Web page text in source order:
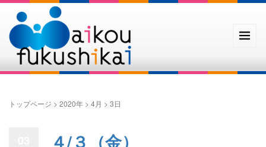
トップページ > 2020年 > 4月 > 3日
４/３（金）